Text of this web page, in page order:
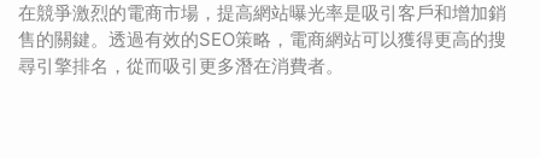
在競爭激烈的電商市場，提高網站曝光率是吸引客戶和增加銷
售的關鍵。透過有效的SEO策略，電商網站可以獲得更高的搜
尋引擎排名，從而吸引更多潛在消費者。